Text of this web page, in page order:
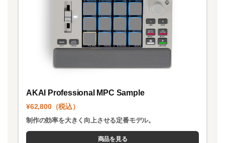
AKAI Professional MPC Sample
¥62,800（税込）
制作の効率を大きく向上させる定番モデル。
商品を見る